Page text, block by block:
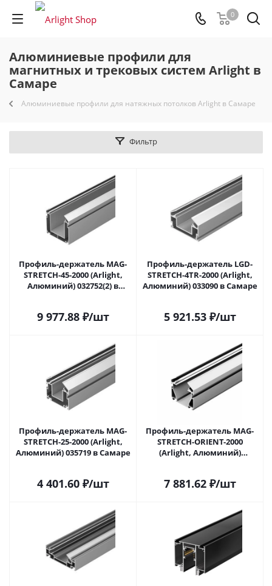
0
Алюминиевые профили для
магнитных и трековых систем Arlight в
Самаре
Алюминиевые профили для натяжных потолков Arlight в Самаре
Фильтр
Профиль-держатель MAG-
STRETCH-45-2000 (Arlight,
Алюминий) 032752(2) в
9 977.88₽/шт
Профиль-держатель LGD-
STRETCH-4TR-2000 (Arlight,
Алюминий) 033090 в Самаре
5 921.53₽/шт
Профиль-держатель MAG-
STRETCH-25-2000 (Arlight,
Алюминий) 035719 в Самаре
4 401.60₽/шт
Профиль-держатель MAG-
STRETCH-ORIENT-2000
(Arlight, Алюминий)
7 881.62₽/шт